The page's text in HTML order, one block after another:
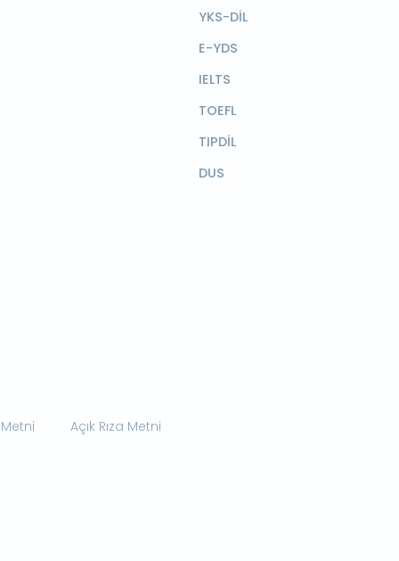
YKS-DİL
E-YDS
IELTS
TOEFL
TIPDİL
DUS
Açık Rıza Metni